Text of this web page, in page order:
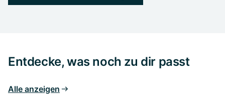
Entdecke, was noch zu dir passt
Alle anzeigen